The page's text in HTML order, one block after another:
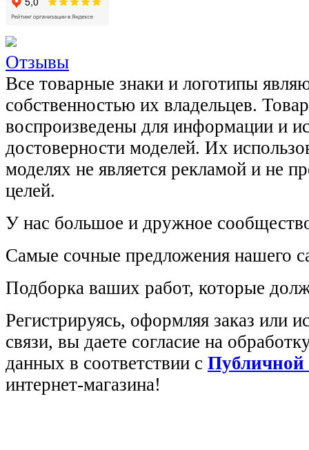
Отзывы
Все товарные знаки и логотипы
собственностью их владельцев.
воспроизведены для информации и
достоверности моделей. Их
моделях не является рекламой и не
целей.
У нас большое и дружное
Самые сочные предложения нашего
Подборка ваших работ, которые
Регистрируясь, оформляя заказ или
связи, вы даете согласие на
данных в соответствии с Публичной
интернет-магазина!